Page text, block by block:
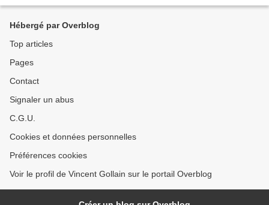
Hébergé par Overblog
Top articles
Pages
Contact
Signaler un abus
C.G.U.
Cookies et données personnelles
Préférences cookies
Voir le profil de Vincent Gollain sur le portail Overblog